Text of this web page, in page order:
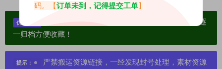
优势：
单个博主作品统一整合分享、素材高度去重复、逐
一归档方便收藏！
提示：
严禁搬运资源链接，一经发现封号处理，素材资源
码。【订单未到，记得提交工单】